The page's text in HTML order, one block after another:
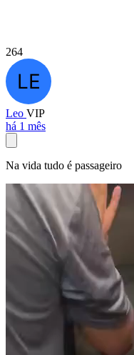
264
Leo VIP
há 1 mês
Na vida tudo é passageiro